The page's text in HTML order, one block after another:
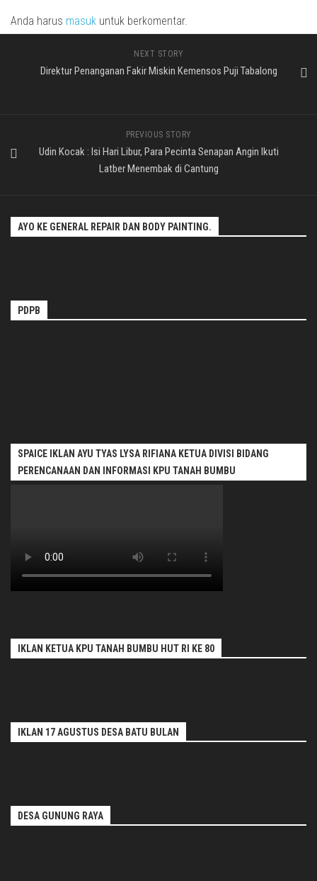
Anda harus masuk untuk berkomentar.
NEXT STORY
Direktur Penanganan Fakir Miskin Kemensos Puji Tabalong
PREVIOUS STORY
Udin Kocak : Isi Hari Libur, Para Pecinta Senapan Angin Ikuti
Latber Menembak di Cantung
AYO KE GENERAL REPAIR DAN BODY PAINTING.
PDPB
SPAICE IKLAN AYU TYAS LYSA RIFIANA KETUA DIVISI BIDANG
PERENCANAAN DAN INFORMASI KPU TANAH BUMBU
IKLAN KETUA KPU TANAH BUMBU HUT RI KE 80
IKLAN 17 AGUSTUS DESA BATU BULAN
DESA GUNUNG RAYA